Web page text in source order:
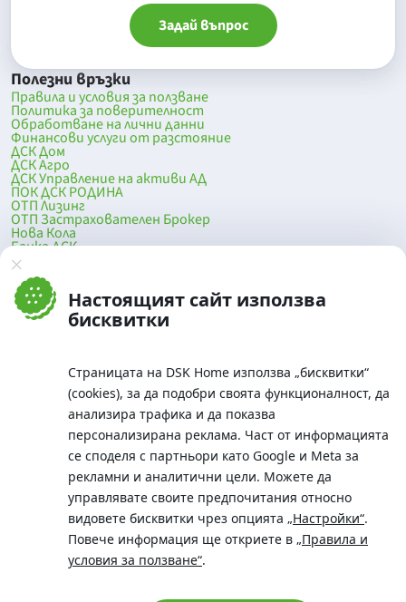
Настоящият сайт използва
бисквитки
Страницата на DSK Home използва „бисквитки“
(cookies), за да подобри своята функционалност, да
анализира трафика и да показва
персонализирана реклама. Част от информацията
се споделя с партньори като Google и Meta за
рекламни и аналитични цели. Можете да
управлявате своите предпочитания относно
видовете бисквитки чрез опцията „Настройки“.
Повече информация ще откриете в „Правила и
условия за ползване“.
Задай въпрос
Полезни връзки
Правила и условия за ползване
Политика за поверителност
Обработване на лични данни
Финансови услуги от разстояние
ДСК Дом
ДСК Агро
ДСК Управление на активи АД
ПОК ДСК РОДИНА
ОТП Лизинг
ОТП Застрахователен Брокер
Нова Кола
Банка ДСК
DSK Mobile
Оферти за продажба от Банка ДСК
Клонова мрежа и банкомати
До началото на страницата
Телефон:
0700 10 375 / *2375
Московска No.19 / ул. Г. Бенковски No. 5, София 1036
SWIFT/BIC:
BIC/SWIFT на Банка ДСК: STSABGSF